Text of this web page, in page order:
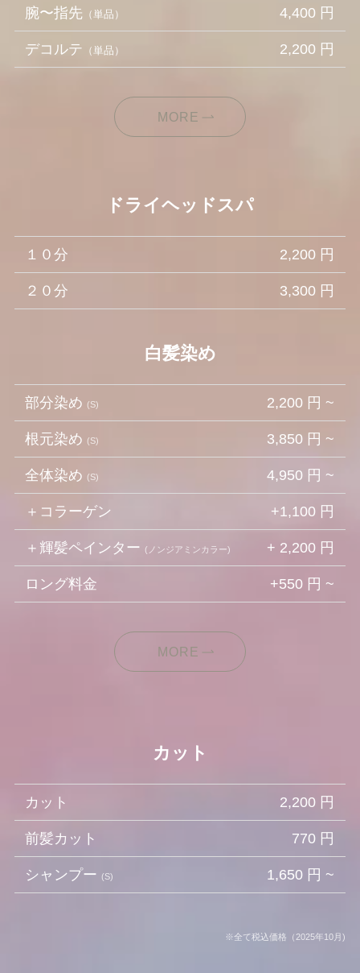
腕〜指先 （単品） 4,400 円
デコルテ （単品） 2,200 円
MORE
ドライヘッドスパ
１０分 2,200 円
２０分 3,300 円
白髪染め
部分染め (S) 2,200 円 ~
根元染め (S) 3,850 円 ~
全体染め (S) 4,950 円 ~
＋コラーゲン +1,100 円
＋輝髪ペインター ( ノンジアミンカラー) + 2,200 円
ロング料金 +550 円 ~
MORE
カット
カット 2,200 円
前髪カット 770 円
シャンプー (S) 1,650 円 ~
※全て税込価格（2025年10月)